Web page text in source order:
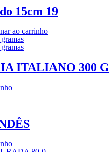
15cm 19
ao carrinho
ITALIANO 300